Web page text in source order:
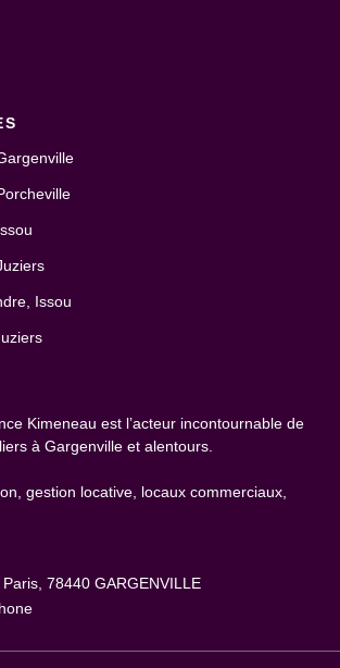
Issou
Kimeneau est l’acteur incontournable de
à Gargenville et alentours.
gestion locative, locaux commerciaux,
78440 GARGENVILLE